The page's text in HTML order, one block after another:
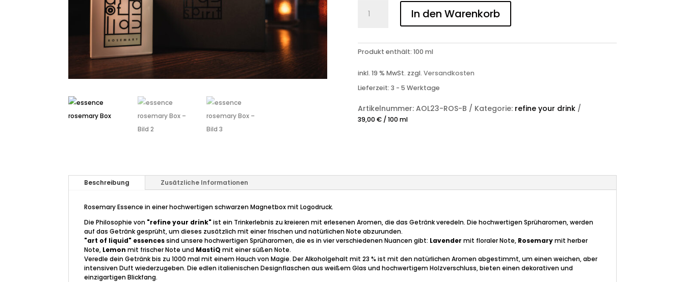
Box
Menge In den Warenkorb
Produkt enthält: 100 ml
inkl. 19 % MwSt. zzgl. Versandkosten
Lieferzeit: 3 - 5 Werktage
Artikelnummer: AOL23-ROS-B Kategorie: refine your drink
39,00€/100 ml
Beschreibung Zusätzliche Informationen
Rosemary Essence in einer hochwertigen schwarzen Magnetbox mit Logodruck.
Die Philosophie von "refine your drink"ist ein Trinkerlebnis zu kreieren mit erlesenen Aromen, die das Getränk veredeln. Die hochwertigen Sprüharomen, werden
auf das Getränk gesprüht, um dieses zusätzlich mit einer frischen und natürlichen Note abzurunden.
"art of liquid" essencessind unsere hochwertigen Sprüharomen, die es in vier verschiedenen Nuancen gibt: Lavender mit floraler Note, Rosemarymit herber
Note, Lemon mit frischer Note und MastiQ mit einer süßen Note.
Veredle dein Getränk bis zu 1000 mal mit einem Hauch von Magie. Der Alkoholgehalt mit 23 % ist mit den natürlichen Aromen abgestimmt, um einen weichen, aber
intensiven Duft wiederzugeben. Die edlen italienischen Designflaschen aus weißem Glas und hochwertigem Holzverschluss, bieten einen dekorativen und
einzigartigen Blickfang.